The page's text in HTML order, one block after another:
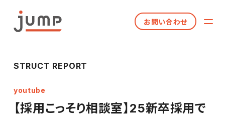
お問い合わせ
STRUCT REPORT
youtube
【採用こっそり相談室】25新卒採用で